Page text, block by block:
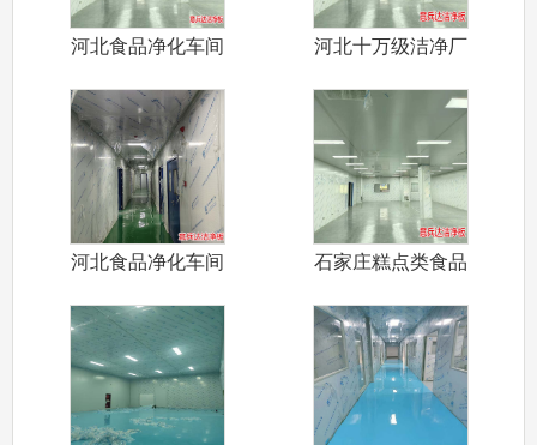
河北食品净化车间
河北十万级洁净厂
河北食品净化车间
石家庄糕点类食品